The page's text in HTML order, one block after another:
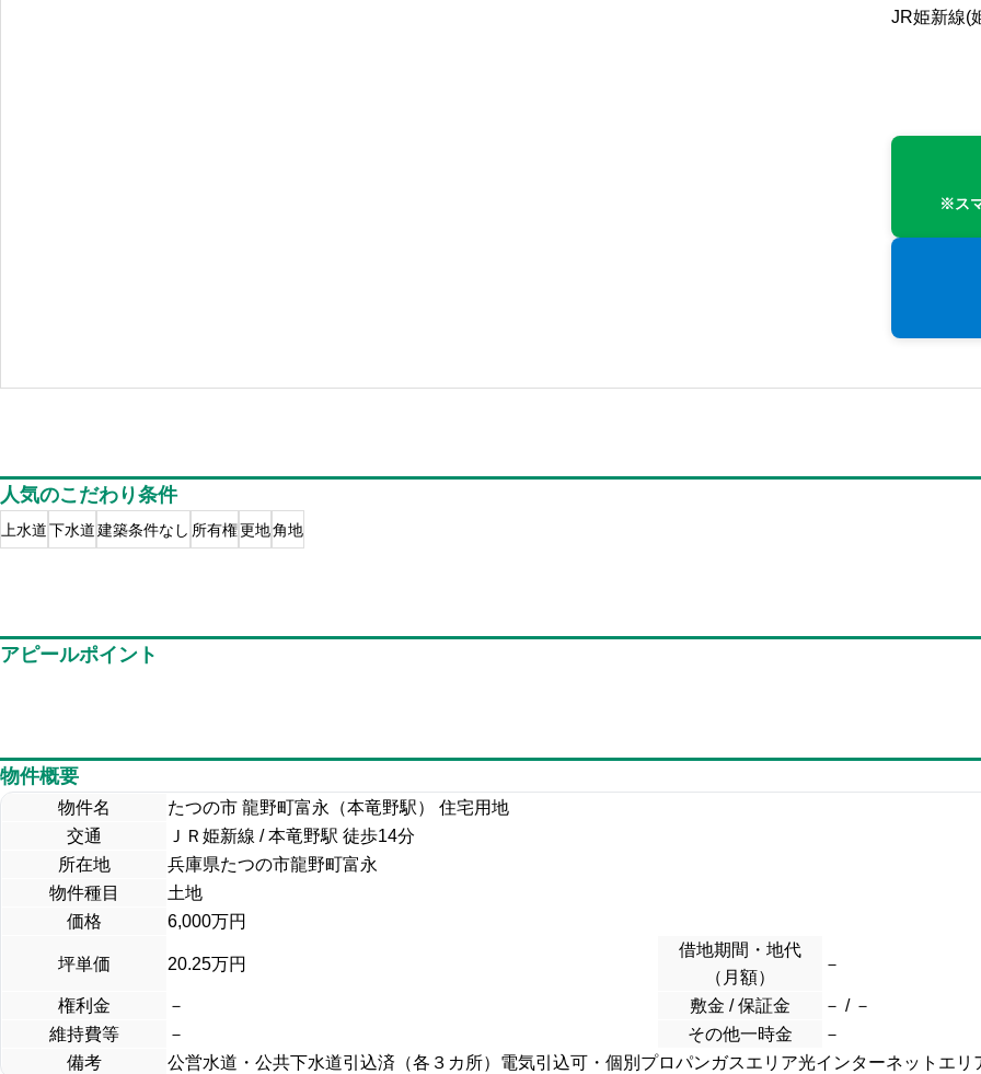
JR姫新線(
※ス
人気のこだわり条件
上水道下水道建築条件なし 所有権更地角地
アピールポイント
物件概要
物件名
たつの市 龍野町富永（本竜野駅） 住宅用地
交通
ＪＲ姫新線 / 本竜野駅 徒歩14分
所在地
兵庫県たつの市龍野町富永
物件種目
土地
価格
6,000万円
坪単価 20.25万円
借地期間・地代
（月額）
－
権利金 － 敷金 / 保証金
－ / －
維持費等
－ その他一時金
－
備考
公営水道・公共下水道引込済（各３カ所）電気引込可・個別プロパンガスエリア光インターネットエリ